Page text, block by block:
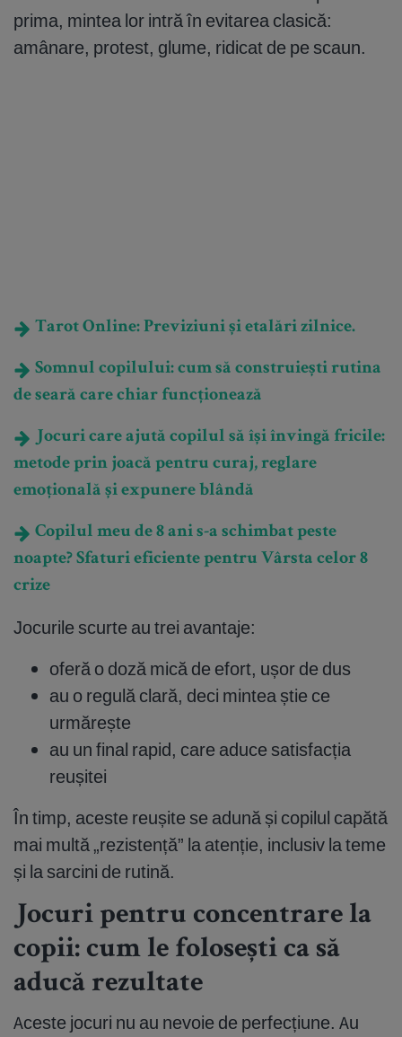
prima, mintea lor intră în evitarea clasică:
amânare, protest, glume, ridicat de pe scaun.
Tarot Online: Previziuni și etalări zilnice.
Somnul copilului: cum să construiești rutina
de seară care chiar funcționează
Jocuri care ajută copilul să își învingă fricile:
metode prin joacă pentru curaj, reglare
emoțională și expunere blândă
Copilul meu de 8 ani s-a schimbat peste
noapte? Sfaturi eficiente pentru Vârsta celor 8
crize
Jocurile scurte au trei avantaje:
oferă o doză mică de efort, ușor de dus
au o regulă clară, deci mintea știe ce
urmărește
au un final rapid, care aduce satisfacția
reușitei
În timp, aceste reușite se adună și copilul capătă
mai multă „rezistență” la atenție, inclusiv la teme
și la sarcini de rutină.
Jocuri pentru concentrare la
copii: cum le folosești ca să
aducă rezultate
Aceste jocuri nu au nevoie de perfecțiune. Au